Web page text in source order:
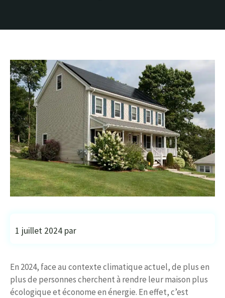
1 juillet 2024 par
En 2024, face au contexte climatique actuel, de plus en
plus de personnes cherchent à rendre leur maison plus
écologique et économe en énergie. En effet, c’est